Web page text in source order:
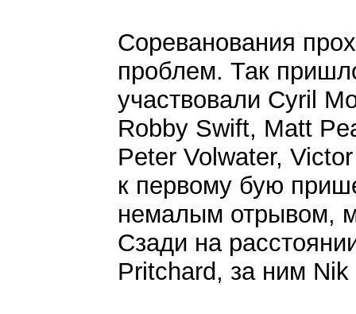
Сореванования
проблем. Так
участвовали Cyril
Robby Swift, Matt
Peter Volwater,
к первому бую
немалым отрывом,
Сзади на
Pritchard, за ним